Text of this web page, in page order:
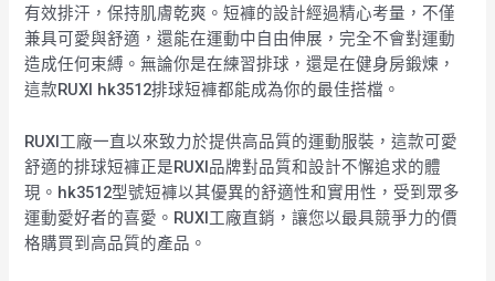
有效排汗，保持肌膚乾爽。短褲的設計經過精心考量，不僅
兼具可愛與舒適，還能在運動中自由伸展，完全不會對運動
造成任何束縛。無論你是在練習排球，還是在健身房鍛煉，
這款RUXI hk3512排球短褲都能成為你的最佳搭檔。
RUXI工廠一直以來致力於提供高品質的運動服裝，這款可愛
舒適的排球短褲正是RUXI品牌對品質和設計不懈追求的體
現。hk3512型號短褲以其優異的舒適性和實用性，受到眾多
運動愛好者的喜愛。RUXI工廠直銷，讓您以最具競爭力的價
格購買到高品質的產品。